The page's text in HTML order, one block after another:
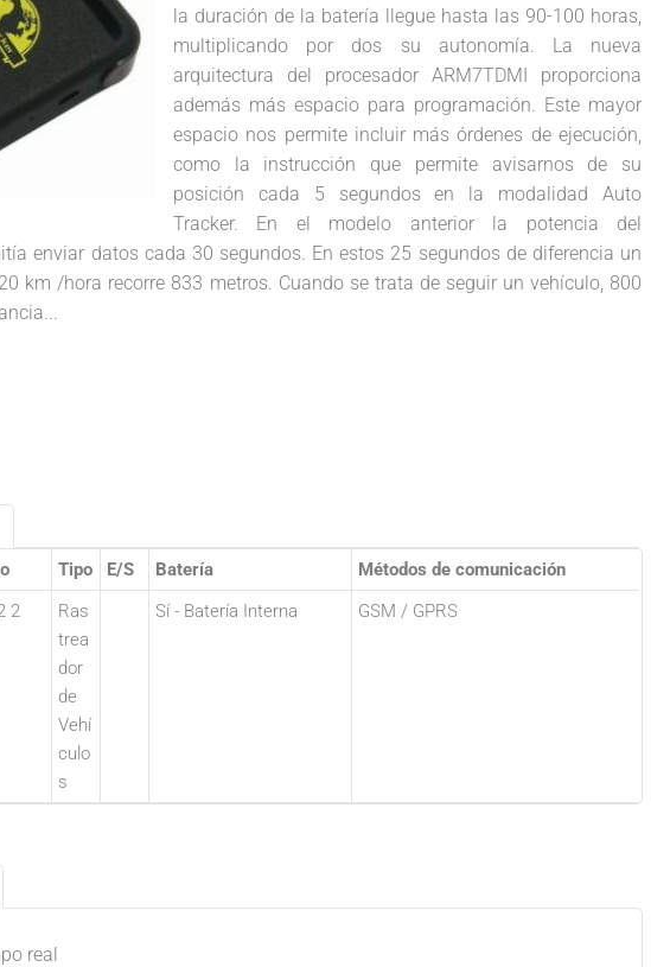
la duración de la batería llegue hasta las 90-100 horas,
multiplicando por dos su autonomía. La nueva
arquitectura del procesador ARM7TDMI proporciona
además más espacio para programación. Este mayor
espacio nos permite incluir más órdenes de ejecución,
como la instrucción que permite avisarnos de su
posición cada 5 segundos en la modalidad Auto
Tracker. En el modelo anterior la potencia del
enviar datos cada 30 segundos. En estos 25 segundos de diferencia un
km /hora recorre 833 metros. Cuando se trata de seguir un vehículo, 800
Tipo E/S Batería
Métodos de comunicación
2
Ras
trea
dor
de
Vehí
culo
s
Sí - Batería Interna GSM / GPRS
real